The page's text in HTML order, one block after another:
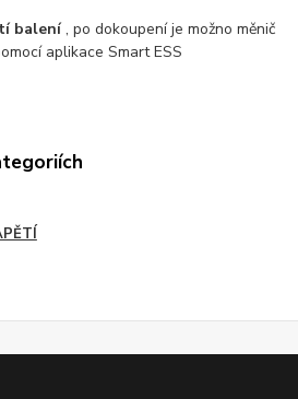
balení, po dokoupení je možno měnič
aplikace Smart ESS